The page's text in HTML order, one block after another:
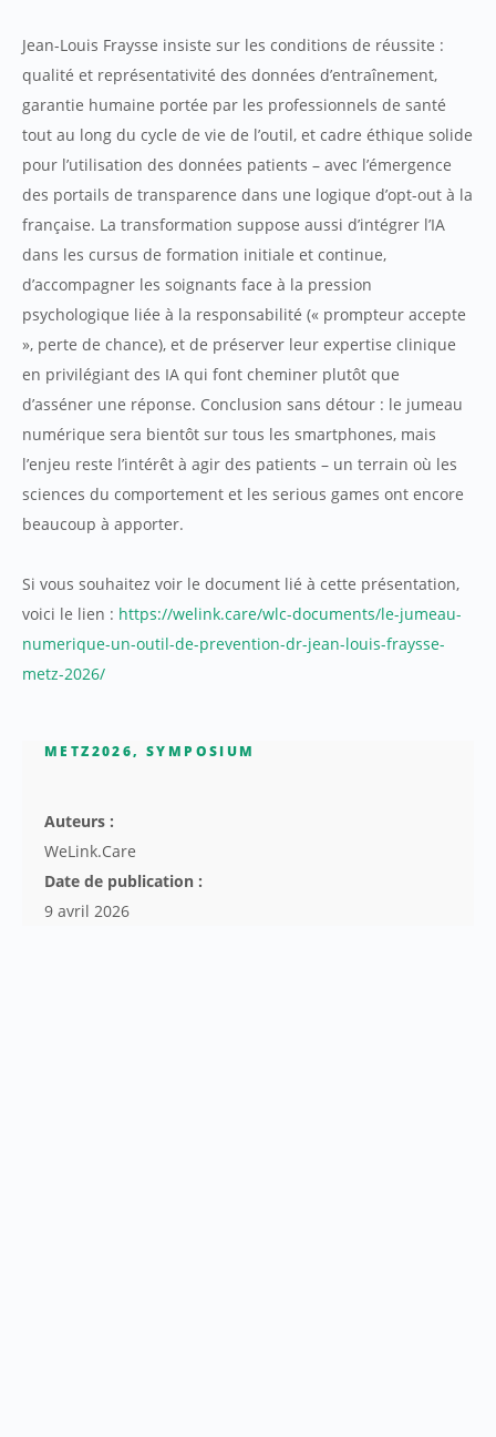
Jean-Louis Fraysse insiste sur les conditions de réussite :
qualité et représentativité des données d’entraînement,
garantie humaine portée par les professionnels de santé
tout au long du cycle de vie de l’outil, et cadre éthique solide
pour l’utilisation des données patients – avec l’émergence
des portails de transparence dans une logique d’opt-out à la
française. La transformation suppose aussi d’intégrer l’IA
dans les cursus de formation initiale et continue,
d’accompagner les soignants face à la pression
psychologique liée à la responsabilité (« prompteur accepte
», perte de chance), et de préserver leur expertise clinique
en privilégiant des IA qui font cheminer plutôt que
d’asséner une réponse. Conclusion sans détour : le jumeau
numérique sera bientôt sur tous les smartphones, mais
l’enjeu reste l’intérêt à agir des patients – un terrain où les
sciences du comportement et les serious games ont encore
beaucoup à apporter.
Si vous souhaitez voir le document lié à cette présentation,
voici le lien : https://welink.care/wlc-documents/le-jumeau-
numerique-un-outil-de-prevention-dr-jean-louis-fraysse-
metz-2026/
METZ2026,SYMPOSIUM
Auteurs :
WeLink.Care
Date de publication :
9 avril 2026